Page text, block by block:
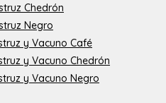
Chedrón
Negro
y Vacuno Café
y Vacuno Chedrón
y Vacuno Negro